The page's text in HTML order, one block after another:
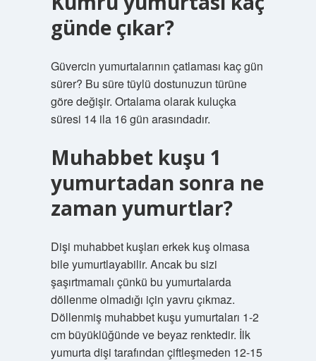
günde çıkar?
Güvercin yumurtalarının çatlaması kaç gün
sürer? Bu süre tüylü dostunuzun türüne
göre değişir. Ortalama olarak kuluçka
süresi 14 ila 16 gün arasındadır.
Muhabbet kuşu 1
yumurtadan sonra ne
zaman yumurtlar?
Dişi muhabbet kuşları erkek kuş olmasa
bile yumurtlayabilir. Ancak bu sizi
şaşırtmamalı çünkü bu yumurtalarda
döllenme olmadığı için yavru çıkmaz.
Döllenmiş muhabbet kuşu yumurtaları 1-2
cm büyüklüğünde ve beyaz renktedir. İlk
yumurta dişi tarafından çiftleşmeden 12-15